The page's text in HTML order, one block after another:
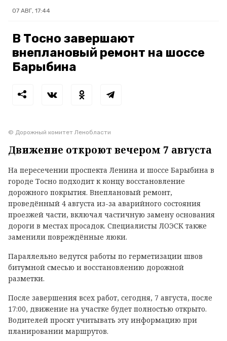
07 АВГ, 17:44
В Тосно завершают
внеплановый ремонт на шоссе
Барыбина
© Дорожный комитет Ленобласти
Движение откроют вечером 7 августа
На пересечении проспекта Ленина и шоссе Барыбина в
городе Тосно подходит к концу восстановление
дорожного покрытия. Внеплановый ремонт,
проведённый 4 августа из-за аварийного состояния
проезжей части, включал частичную замену основания
дороги в местах просадок. Специалисты ЛОЭСК также
заменили повреждённые люки.
Параллельно ведутся работы по герметизации швов
битумной смесью и восстановлению дорожной
разметки.
После завершения всех работ, сегодня, 7 августа, после
17:00, движение на участке будет полностью открыто.
Водителей просят учитывать эту информацию при
планировании маршрутов.